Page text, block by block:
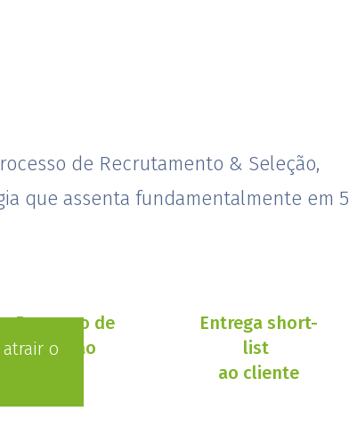
de Recrutamento & Seleção,
que assenta fundamentalmente em 5
Processo de
seleção
Entrega short-
list
ao cliente
atrair o